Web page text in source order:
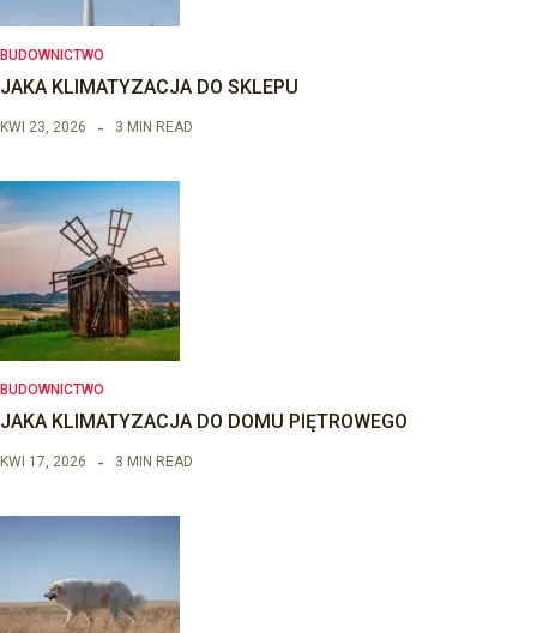
BUDOWNICTWO
JAKA KLIMATYZACJA DO SKLEPU
KWI 23, 2026 3 MIN READ
BUDOWNICTWO
JAKA KLIMATYZACJA DO DOMU PIĘTROWEGO
KWI 17, 2026 3 MIN READ